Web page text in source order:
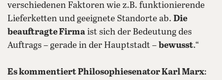
verschiedenen Faktoren wie z.B. funktionierende
Lieferketten und geeignete Standorte ab. Die
beauftragte Firma ist sich der Bedeutung des
Auftrags – gerade in der Hauptstadt – bewusst.“
Es kommentiert Philosophiesenator Karl Marx: